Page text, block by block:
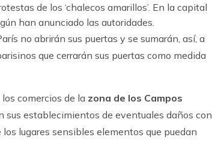
de los ‘chalecos amarillos’. En la capital
han anunciado las autoridades.
no abrirán sus puertas y se sumarán, así, a
que cerrarán sus puertas como medida
comercios de la zona de los Campos
sus establecimientos de eventuales daños con
lugares sensibles elementos que puedan